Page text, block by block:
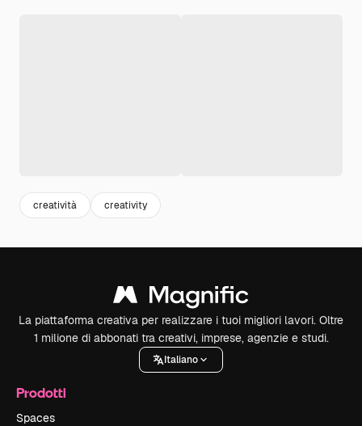
creatività creativity
La piattaforma creativa per realizzare i tuoi migliori lavori. Oltre
1 milione di abbonati tra creativi, imprese, agenzie e studi.
Italiano
Prodotti
Spaces